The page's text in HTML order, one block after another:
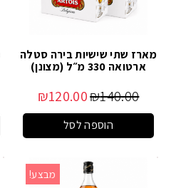
מארז שתי שישיות בירה סטלה
ארטואה 330 מ״ל (מצונן)
₪140.00
₪120.00
הוספה לסל
מבצע!